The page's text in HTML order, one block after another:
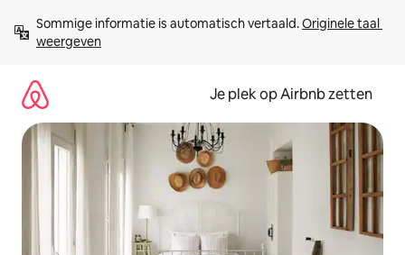
direct
naar
Sommige informatie is automatisch vertaald. Originele taal
weergeven
Je plek op Airbnb zetten